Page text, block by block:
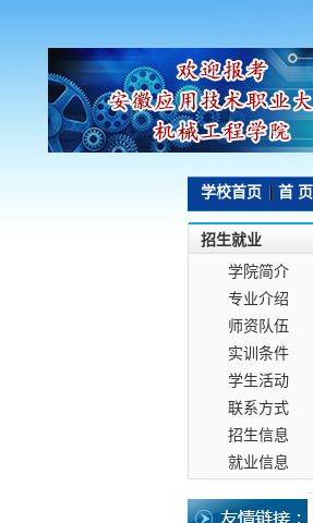
学校首页 首 页
招生就业
学院简介
专业介绍
师资队伍
实训条件
学生活动
联系方式
招生信息
就业信息